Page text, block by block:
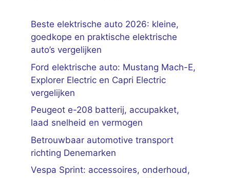
Beste elektrische auto 2026: kleine,
goedkope en praktische elektrische
auto’s vergelijken
Ford elektrische auto: Mustang Mach-E,
Explorer Electric en Capri Electric
vergelijken
Peugeot e-208 batterij, accupakket,
laad snelheid en vermogen
Betrouwbaar automotive transport
richting Denemarken
Vespa Sprint: accessoires, onderhoud,